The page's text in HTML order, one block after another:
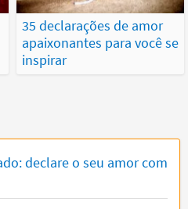
35 declarações de amor
apaixonantes para você se
inspirar
declare o seu amor com